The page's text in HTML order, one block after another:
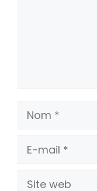
Nom
E-
Site